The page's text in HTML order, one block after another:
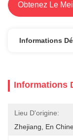
Obtenez Le
Informations
Informations
Lieu D'origine:
Zhejiang, En